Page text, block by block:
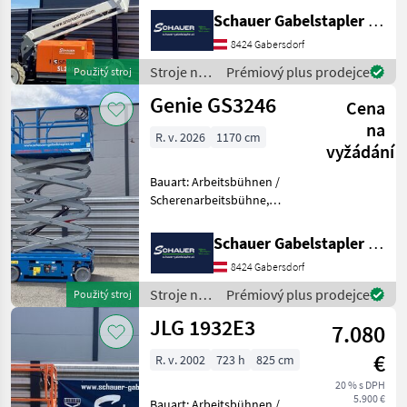
Použitý stroj
8000mm, Bauhöhe:
2600mm, Batterie: Starter
12V , Sonderausstattung: CE
Zertifikat, Edelstahl
Schauer Gabelstapler GmbH
8424 Gabersdorf
Stroje na
stavbu /
Snorkel
Prémiový plus prodejce
Použitý stroj
Genie GS3246
Cena
na
vyžádání
R. v. 2026 1170 cm
Bauart: Arbeitsbühnen /
Scherenarbeitsbühne,
9600mm, Bauhöhe:
2530mm, Batterie: Trojan 6V
228Ah Zustand: Neu,
Bereifung vorne: Vollgummi
E
Schauer Gabelstapler GmbH
8424 Gabersdorf
Stroje na
stavbu /
Genie
Prémiový plus prodejce
JLG 1932E3
7.080
€
20 % s DPH
5.900 €
R. v. 2002 723 h 825 cm